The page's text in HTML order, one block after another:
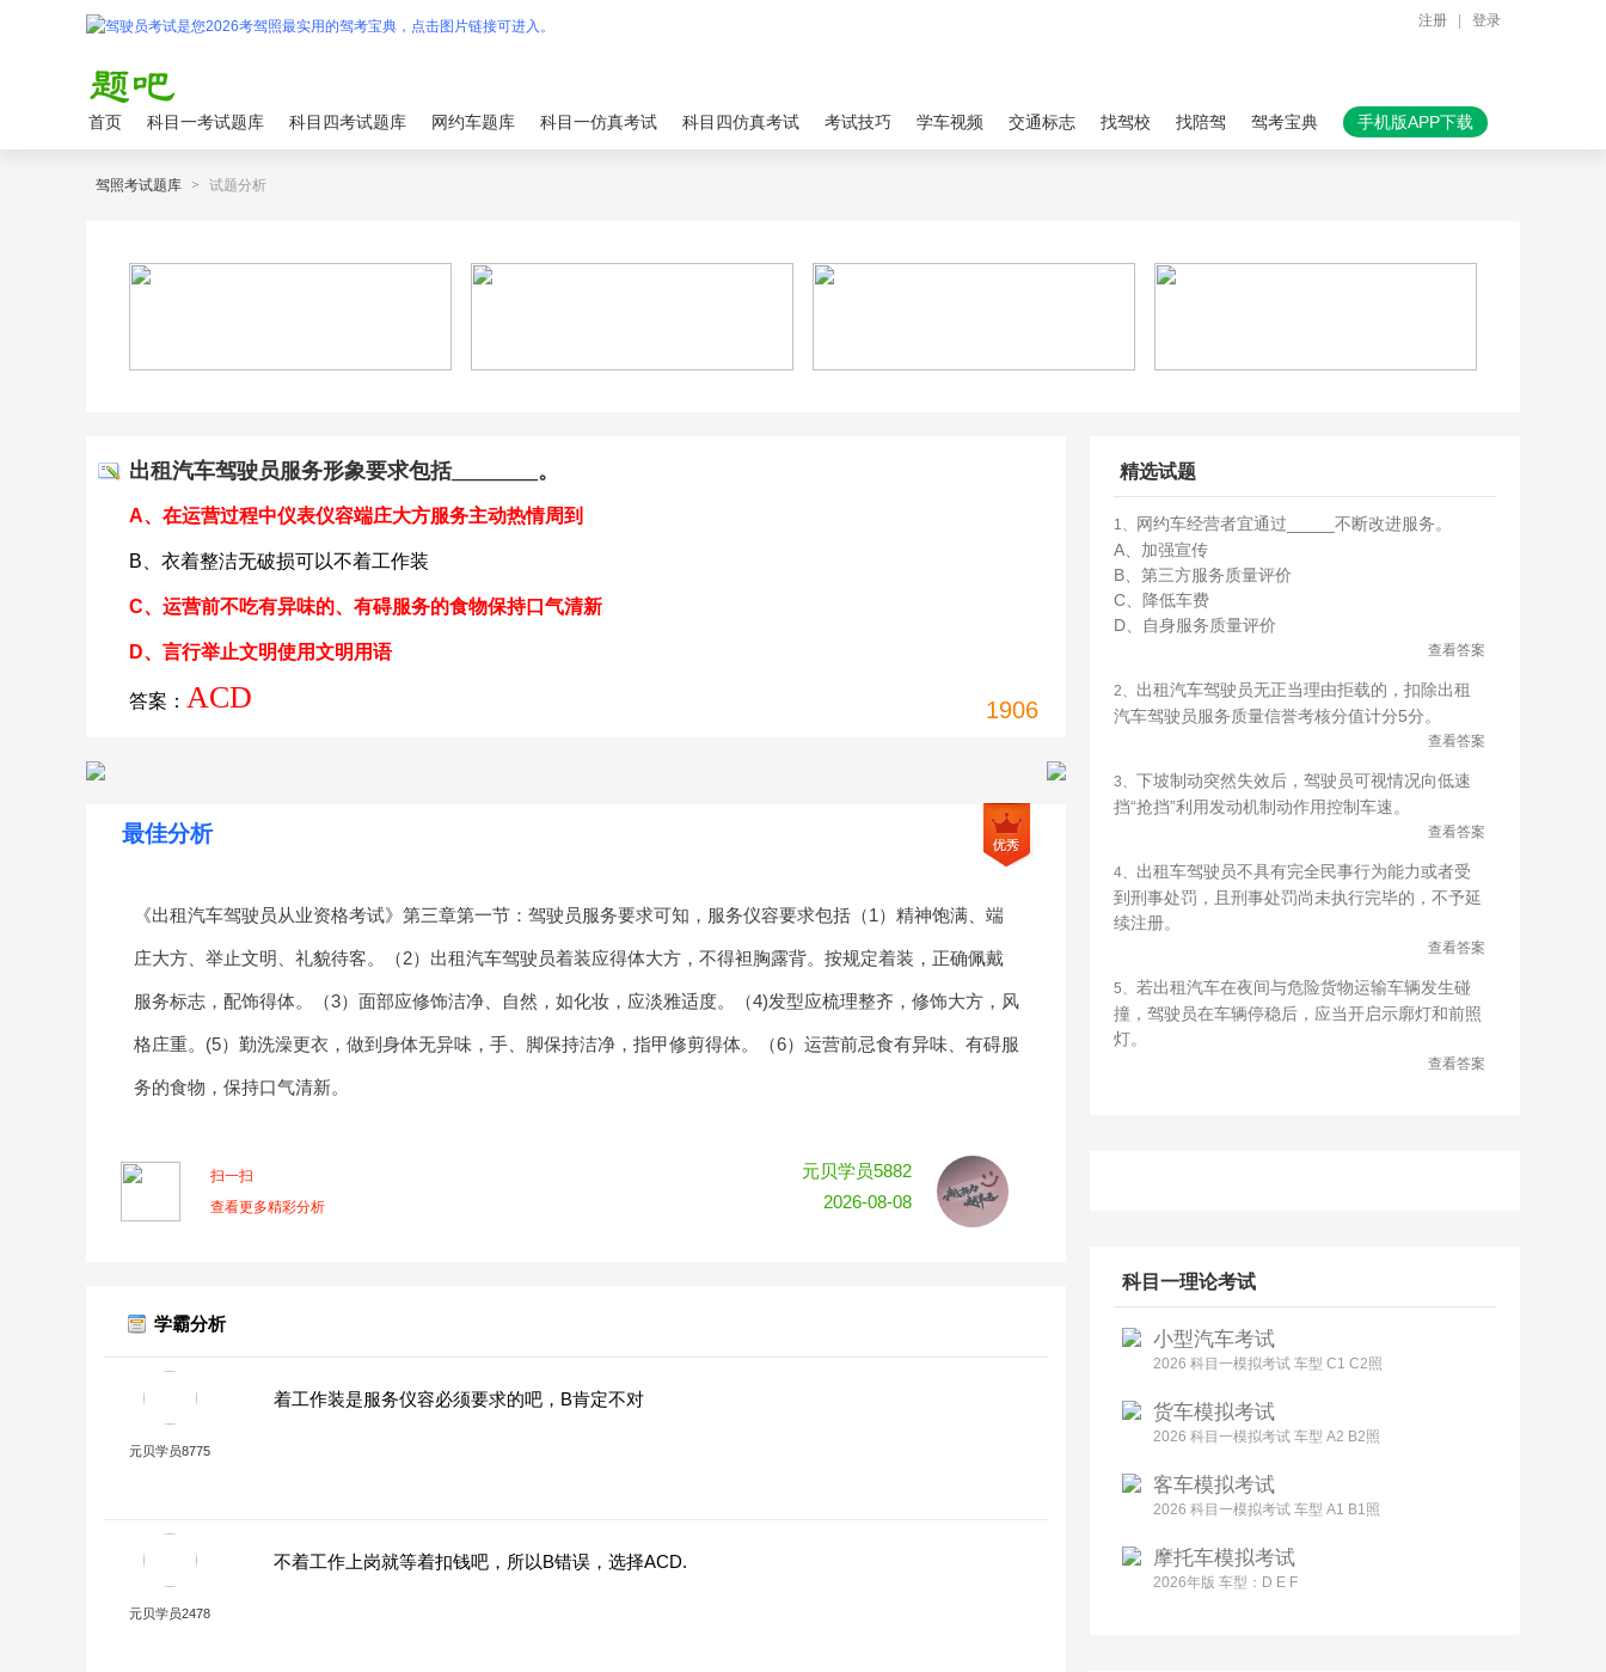
注册 登录
首页 科目一考试题库 科目四考试题库 网约车题库 科目一仿真考试 科目四仿真考试 考试技巧 学车视频 交通标志 找驾校 找陪驾 驾考宝典 手机版APP下载
驾照考试题库 > 试题分析
出租汽车驾驶员服务形象要求包括________。
A、在运营过程中仪表仪容端庄大方服务主动热情周到
B、衣着整洁无破损可以不着工作装
C、运营前不吃有异味的、有碍服务的食物保持口气清新
D、言行举止文明使用文明用语
答案： ACD 1906
最佳分析
《出租汽车驾驶员从业资格考试》第三章第一节：驾驶员服务要求可知，服务仪容要求包括（1）精神饱满、端
庄大方、举止文明、礼貌待客。（2）出租汽车驾驶员着装应得体大方，不得袒胸露背。按规定着装，正确佩戴
服务标志，配饰得体。（3）面部应修饰洁净、自然，如化妆，应淡雅适度。（4)发型应梳理整齐，修饰大方，风
格庄重。(5）勤洗澡更衣，做到身体无异味，手、脚保持洁净，指甲修剪得体。（6）运营前忌食有异味、有碍服
务的食物，保持口气清新。
扫一扫
查看更多精彩分析
元贝学员5882
2026-08-08
学霸分析
元贝学员8775
着工作装是服务仪容必须要求的吧，B肯定不对
元贝学员2478
不着工作上岗就等着扣钱吧，所以B错误，选择ACD.
精选试题
1、
网约车经营者宜通过_____不断改进服务。
A、加强宣传
B、第三方服务质量评价
C、降低车费
D、自身服务质量评价
查看答案
2、 出租汽车驾驶员无正当理由拒载的，扣除出租
汽车驾驶员服务质量信誉考核分值计分5分。
查看答案
3、 下坡制动突然失效后，驾驶员可视情况向低速
挡“抢挡”利用发动机制动作用控制车速。
查看答案
4、 出租车驾驶员不具有完全民事行为能力或者受
到刑事处罚，且刑事处罚尚未执行完毕的，不予延
续注册。
查看答案
5、 若出租汽车在夜间与危险货物运输车辆发生碰
撞，驾驶员在车辆停稳后，应当开启示廓灯和前照
灯。
查看答案
科目一理论考试
小型汽车考试
2026 科目一模拟考试 车型 C1 C2照
货车模拟考试
2026 科目一模拟考试 车型 A2 B2照
客车模拟考试
2026 科目一模拟考试 车型 A1 B1照
摩托车模拟考试
2026年版 车型：D E F